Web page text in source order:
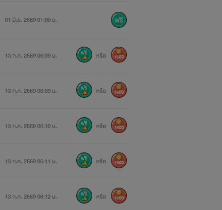
01 มิ.ย. 2569 01:00 น.
13 ก.ค. 2569 06:09 น. หรือ 1500
13 ก.ค. 2569 06:09 น. หรือ 1500
13 ก.ค. 2569 06:10 น. หรือ 1500
13 ก.ค. 2569 06:11 น. หรือ 1500
13 ก.ค. 2569 06:12 น. หรือ 1500